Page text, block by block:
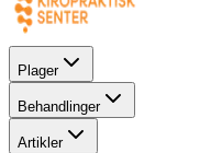
Plager
Behandlinger
Artikler